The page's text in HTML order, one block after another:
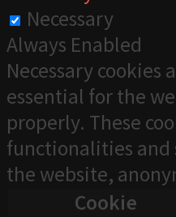
Necessary
Always Enabled
Necessary cookies
essential for the
properly. These
functionalities and
the website,
Cookie